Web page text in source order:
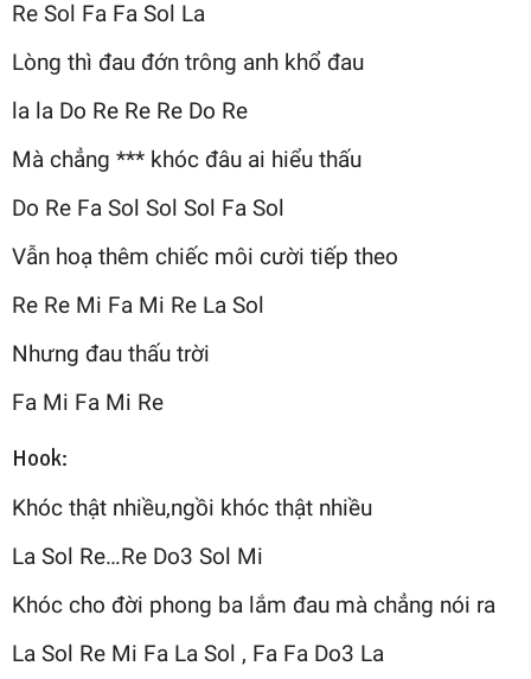
Re Sol Fa Fa Sol La
Lòng thì đau đớn trông anh khổ đau
la la Do Re Re Re Do Re
Mà chẳng *** khóc đâu ai hiểu thấu
Do Re Fa Sol Sol Sol Fa Sol
Vẫn hoạ thêm chiếc môi cười tiếp theo
Re Re Mi Fa Mi Re La Sol
Nhưng đau thấu trời
Fa Mi Fa Mi Re
Hook:
Khóc thật nhiều,ngồi khóc thật nhiều
La Sol Re…Re Do3 Sol Mi
Khóc cho đời phong ba lắm đau mà chẳng nói ra
La Sol Re Mi Fa La Sol , Fa Fa Do3 La